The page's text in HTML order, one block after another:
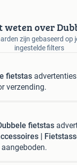
weten over
zijn gebaseerd op
ingestelde filters
fietstas
verzending.
fietstas
|